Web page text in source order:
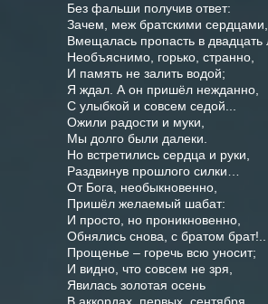
Без фальши получив ответ:
Зачем, меж братскими сердцами,
Вмещалась пропасть в двадцать
Необъяснимо, горько, странно,
И память не залить водой;
Я ждал. А он пришёл нежданно,
С улыбкой и совсем седой...
Ожили радости и муки,
Мы долго были далеки.
Но встретились сердца и руки,
Раздвинув прошлого силки…
От Бога, необыкновенно,
Пришёл желаемый шабат:
И просто, но проникновенно,
Обнялись снова, с братом брат!..
Прощенье – горечь всю уносит;
И видно, что совсем не зря,
Явилась золотая осень